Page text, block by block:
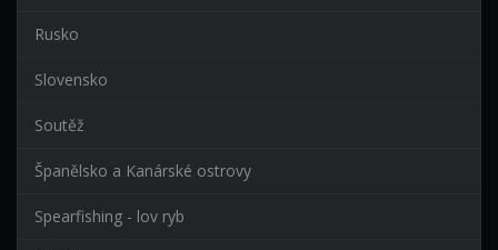
Rusko
Slovensko
Soutěž
Španělsko a Kanárské ostrovy
Spearfishing - lov ryb